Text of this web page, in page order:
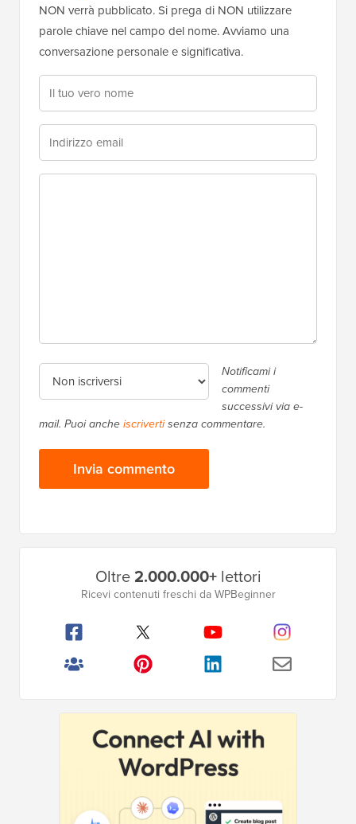
NON verrà pubblicato. Si prega di NON utilizzare
parole chiave nel campo del nome. Avviamo una
conversazione personale e significativa.
Notificami i
commenti
successivi via e-
mail. Puoi ancheiscrivertisenza commentare.
Oltre2.000.000+lettori
Ricevi contenuti freschi da WPBeginner